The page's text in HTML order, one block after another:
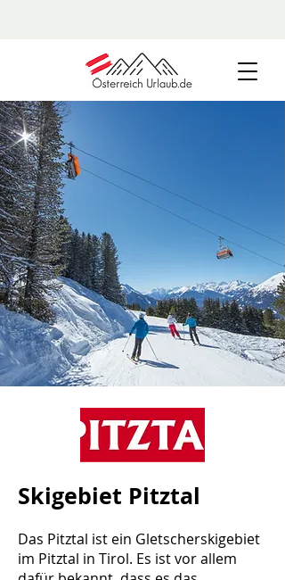
Skigebiet Pitztal
Das Pitztal ist ein Gletscherskigebiet
im Pitztal in Tirol. Es ist vor allem